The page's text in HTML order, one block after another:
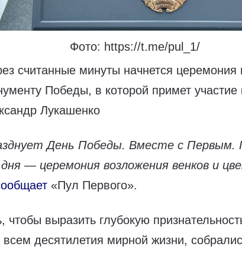
Фото: https://t.me/pul_1/
считанные минуты начнется церемония
Победы, в которой примет участие
Лукашенко
День Победы. Вместе с Первым.
дня — церемония возложения венков и
«Пул Первого».
чтобы выразить глубокую
десятилетия мирной жизни,